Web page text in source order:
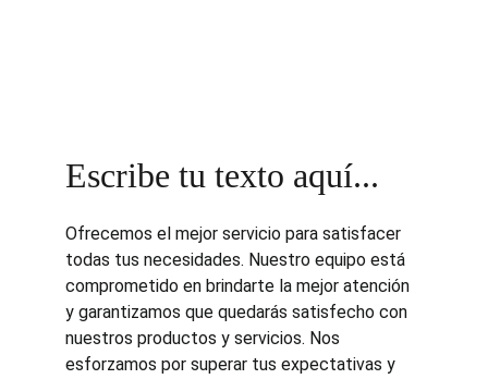
Ofrecemos el mejor servicio para satisfacer
todas tus necesidades. Nuestro equipo está
comprometido en brindarte la mejor atención
y garantizamos que quedarás satisfecho con
nuestros productos y servicios. Nos
esforzamos por superar tus expectativas y
Escribe tu texto aquí...